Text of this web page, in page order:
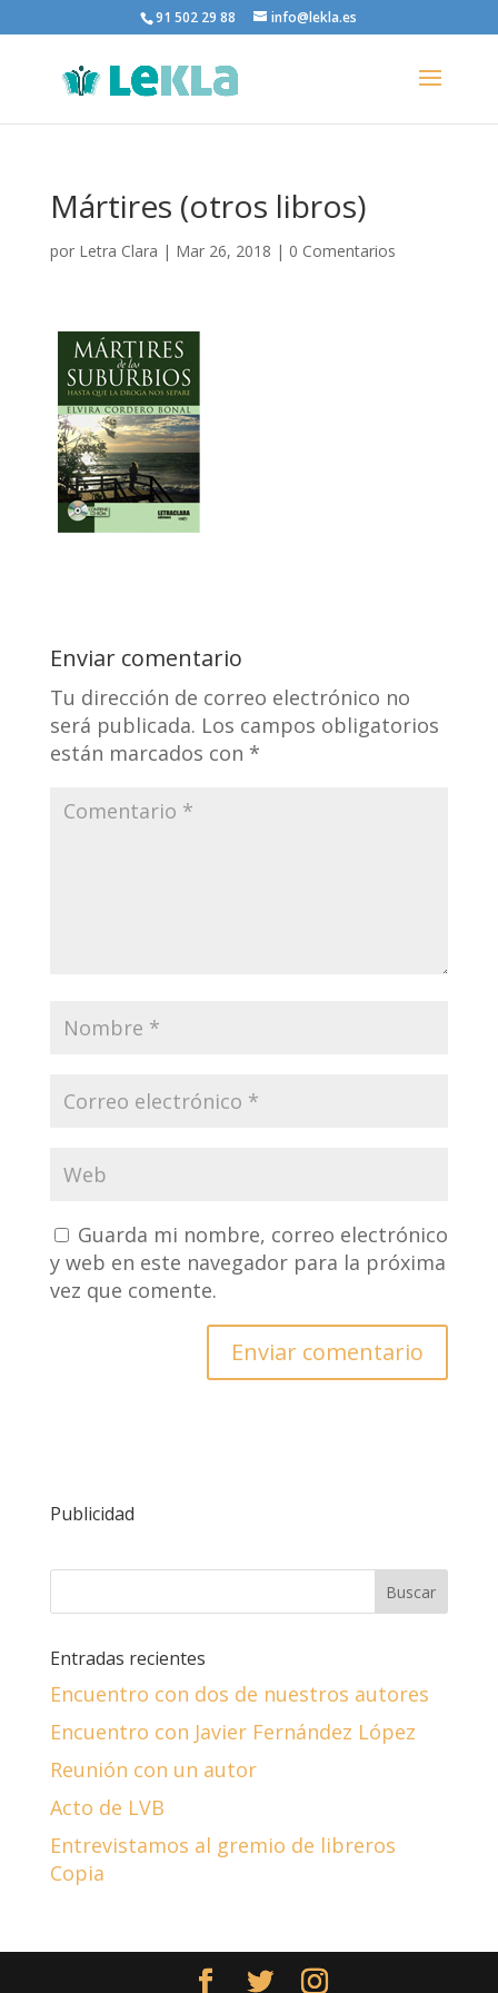
91 502 29 88 info@lekla.es
Mártires (otros libros)
por Letra Clara | Mar 26, 2018 | 0 Comentarios
Enviar comentario
Tu dirección de correo electrónico no
será publicada. Los campos obligatorios
están marcados con *
Guarda mi nombre, correo electrónico
y web en este navegador para la próxima
vez que comente.
Publicidad
Entradas recientes
Encuentro con dos de nuestros autores
Encuentro con Javier Fernández López
Reunión con un autor
Acto de LVB
Entrevistamos al gremio de libreros
Copia